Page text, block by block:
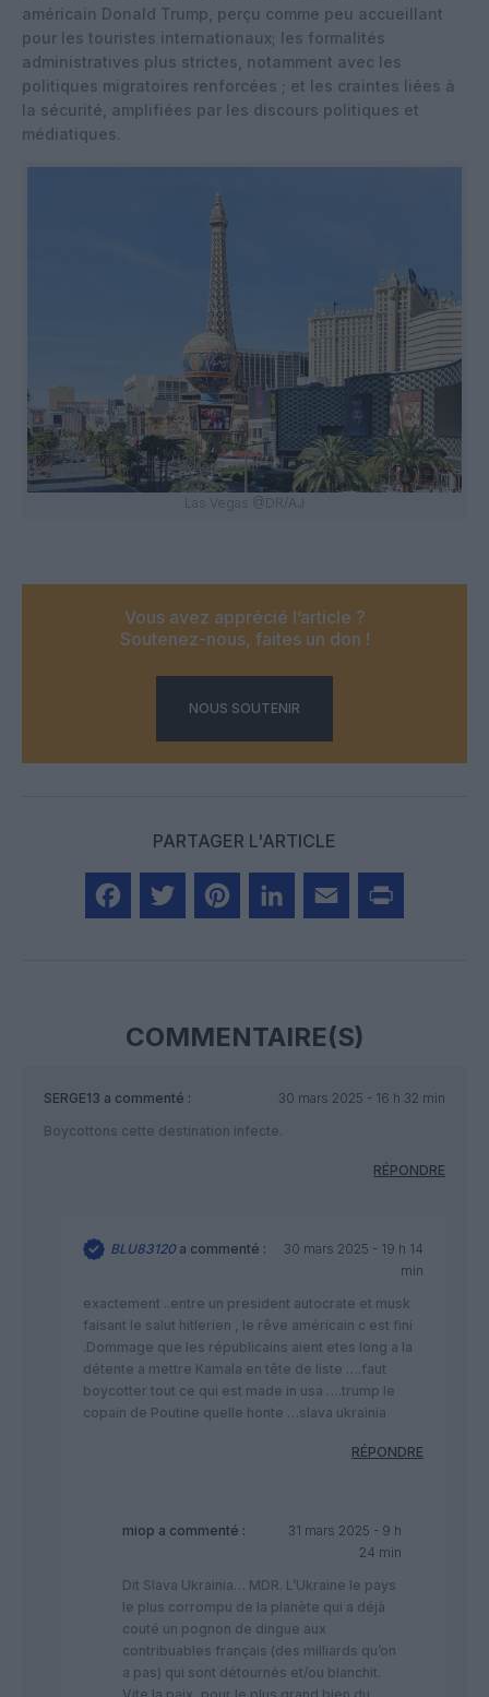
américain Donald Trump, perçu comme peu accueillant
pour les touristes internationaux; les formalités
administratives plus strictes, notamment avec les
politiques migratoires renforcées ; et les craintes liées à
la sécurité, amplifiées par les discours politiques et
médiatiques.
Las Vegas @DR/AJ
Vous avez apprécié l’article ?
Soutenez-nous, faites un don !
NOUS SOUTENIR
PARTAGER L'ARTICLE
COMMENTAIRE(S)
SERGE13 a commenté :
30 mars 2025 - 16 h 32 min
Boycottons cette destination infecte.
RÉPONDRE
BLU83120a commenté :
30 mars 2025 - 19 h 14
min
exactement ..entre un president autocrate et musk
faisant le salut hitlerien , le rêve américain c est fini
.Dommage que les républicains aient etes long a la
détente a mettre Kamala en tête de liste ….faut
boycotter tout ce qui est made in usa ….trump le
copain de Poutine quelle honte …slava ukrainia
RÉPONDRE
miop a commenté :
31 mars 2025 - 9 h
24 min
Dit Slava Ukrainia… MDR. L’Ukraine le pays
le plus corrompu de la planète qui a déjà
couté un pognon de dingue aux
contribuables français (des milliards qu’on
a pas) qui sont détournés et/ou blanchit.